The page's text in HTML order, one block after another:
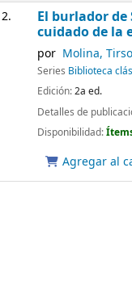
2. El burlador
cuidado de la
por Molina,
Series Biblioteca
Edición:2a ed.
Detalles de
Disponibilidad:
Agregar al